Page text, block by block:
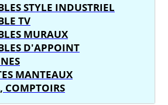
STYLE INDUSTRIEL
TV
MURAUX
D'APPOINT
MANTEAUX
COMPTOIRS